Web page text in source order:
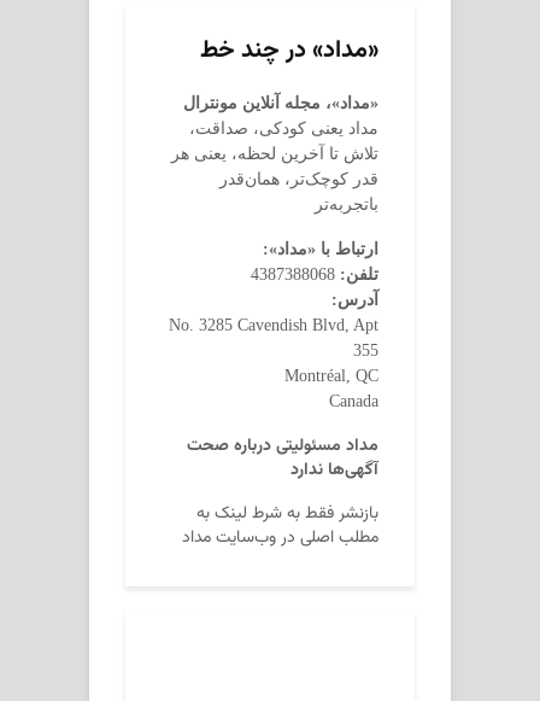
«مداد» در چند خط
«مداد»، مجله آنلاین مونترال
مداد یعنی کودکی، صداقت،
تلاش تا آخرین لحظه، یعنی هر
قدر کوچک‌تر، همان‌قدر
باتجربه‌تر
ارتباط با «مداد»:
تلفن:
آدرس:
No. 3285 Cavendish Blvd, Apt
355
Montréal, QC
Canada
مداد مسئولیتی درباره صحت
آگهی‌ها ندارد
بازنشر فقط به شرط لینک به
مطلب اصلی در وب‌سایت مداد